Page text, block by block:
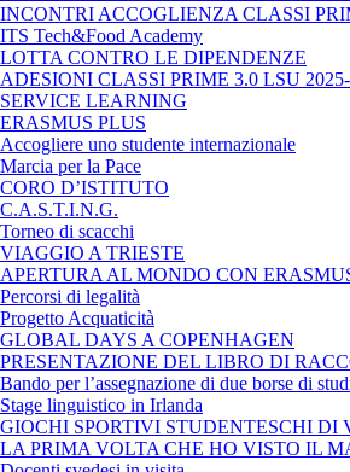
INCONTRI ACCOGLIENZA CLASSI
ITS Tech&Food Academy
LOTTA CONTRO LE DIPENDENZE
ADESIONI CLASSI PRIME 3.0 LSU
SERVICE LEARNING
ERASMUS PLUS
Accogliere uno studente internazionale
Marcia per la Pace
CORO D’ISTITUTO
C.A.S.T.I.N.G.
Torneo di scacchi
VIAGGIO A TRIESTE
APERTURA AL MONDO CON
Percorsi di legalità
Progetto Acquaticità
GLOBAL DAYS A COPENHAGEN
PRESENTAZIONE DEL LIBRO DI
Bando per l’assegnazione di due borse di
Stage linguistico in Irlanda
GIOCHI SPORTIVI STUDENTESCHI DI
LA PRIMA VOLTA CHE HO VISTO IL